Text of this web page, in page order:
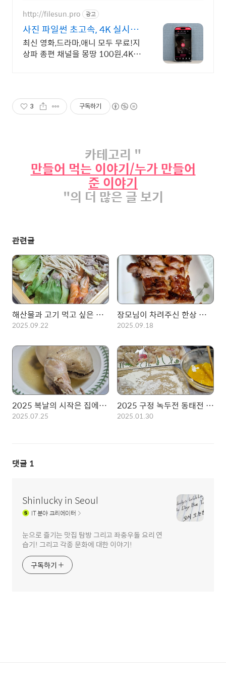
http://filesun.pro 광고
사진 파일썬 초고속, 4K 실시간
보기!
최신 영화,드라마,애니 모두 무료!지
상파 종편 채널을 몽땅 100원,4K 스
3 구독하기
카테고리 "
만들어 먹는 이야기/누가 만들어
준 이야기
"의 더 많은 글 보기
관련글
해산물과 고기 먹고 싶은 것만 넣어 먹기! 집에서 먹는 편백찜
2025.09.22
장모님이 차려주신 한상 모음 (2)
2025.09.18
2025 복날의 시작은 집에서 먹는 백숙!! 초복 몸보신 완료!
2025.07.25
2025 구정 녹두전 동태전 만들기, 그리고 명절 푸짐한 한상!
2025.01.30
댓글 1
Shinlucky in Seoul
IT분야 크리에이터
눈으로 즐기는 맛집 탐방 그리고 좌충우돌 요리 연
습기! 그리고 각종 문화에 대한 이야기!
구독하기